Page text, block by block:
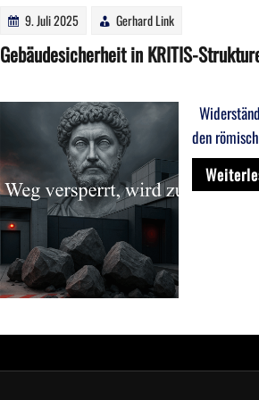
9. Juli 2025 Gerhard Link
Gebäudesicherheit in KRITIS-
den